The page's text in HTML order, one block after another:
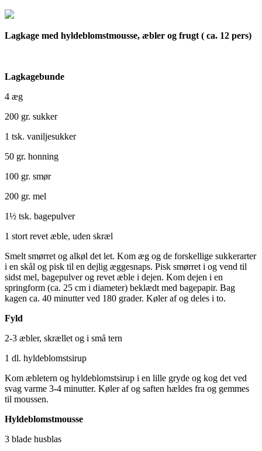
Lagkage med hyldeblomstmousse, æbler og frugt ( ca. 12 pers)
Lagkagebunde
4 æg
200 gr. sukker
1 tsk. vaniljesukker
50 gr. honning
100 gr. smør
200 gr. mel
1½ tsk. bagepulver
1 stort revet æble, uden skræl
Smelt smørret og alkøl det let. Kom æg og de forskellige sukkerarter
i en skål og pisk til en dejlig æggesnaps. Pisk smørret i og vend til
sidst mel, bagepulver og revet æble i dejen. Kom dejen i en
springform (ca. 25 cm i diameter) beklædt med bagepapir. Bag
kagen ca. 40 minutter ved 180 grader. Køler af og deles i to.
Fyld
2-3 æbler, skrællet og i små tern
1 dl. hyldeblomstsirup
Kom æbletern og hyldeblomstsirup i en lille gryde og kog det ved
svag varme 3-4 minutter. Køler af og saften hældes fra og gemmes
til moussen.
Hyldeblomstmousse
3 blade husblas